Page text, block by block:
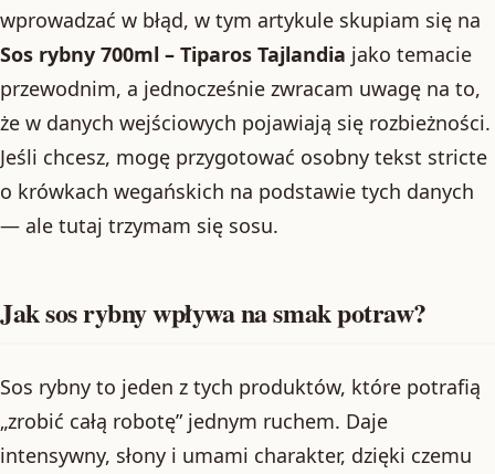
wprowadzać w błąd, w tym artykule skupiam się na
Sos rybny 700ml – Tiparos Tajlandia jako temacie
przewodnim, a jednocześnie zwracam uwagę na to,
że w danych wejściowych pojawiają się rozbieżności.
Jeśli chcesz, mogę przygotować osobny tekst stricte
o krówkach wegańskich na podstawie tych danych
— ale tutaj trzymam się sosu.
Jak sos rybny wpływa na smak potraw?
Sos rybny to jeden z tych produktów, które potrafią
„zrobić całą robotę” jednym ruchem. Daje
intensywny, słony i umami charakter, dzięki czemu